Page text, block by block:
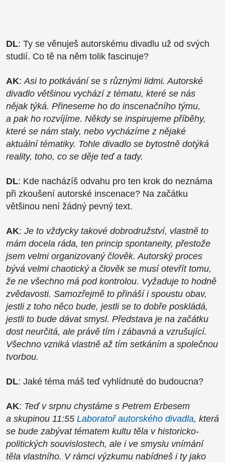
DL: Ty se věnuješ autorskému divadlu už od svých
studií. Co tě na něm tolik fascinuje?
AK: Asi to potkávání se s různými lidmi. Autorské
divadlo většinou vychází z tématu, které se nás
nějak týká. Přineseme ho do inscenačního týmu,
a pak ho rozvíjíme. Někdy se inspirujeme příběhy,
které se nám staly, nebo vycházíme z nějaké
aktuální tématiky. Tohle divadlo se bytostně dotýká
reality, toho, co se děje teď a tady.
DL: Kde nacházíš odvahu pro ten krok do neznáma
při zkoušení autorské inscenace? Na začátku
většinou není žádný pevný text.
AK: Je to vždycky takové dobrodružství, vlastně to
mám docela ráda, ten princip spontaneity, přestože
jsem velmi organizovaný člověk. Autorský proces
bývá velmi chaotický a člověk se musí otevřít tomu,
že ne všechno má pod kontrolou. Vyžaduje to hodně
zvědavosti. Samozřejmě to přináší i spoustu obav,
jestli z toho něco bude, jestli se to dobře poskládá,
jestli to bude dávat smysl. Představa je na začátku
dost neurčitá, ale právě tím i zábavná a vzrušující.
Všechno vzniká vlastně až tím setkáním a společnou
tvorbou.
DL: Jaké téma máš teď vyhlídnuté do budoucna?
AK: Teď v srpnu chystáme s Petrem Erbesem
a skupinou 11:55 Laboratoř autorského divadla, která
se bude zabývat tématem kultu těla v historicko-
politických souvislostech, ale i ve smyslu vnímání
těla vlastního. V rámci výzkumu nabídneš i ty jako